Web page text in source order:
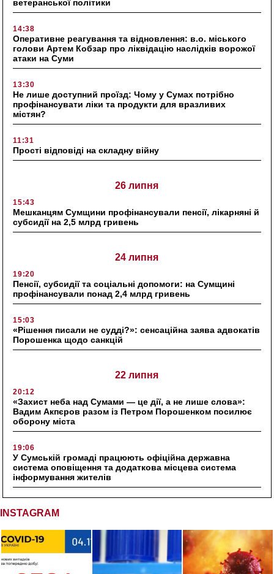
ветеранської політики
14:38
Оперативне реагування та відновлення: в.о. міського
голови Артем Кобзар про ліквідацію наслідків ворожої
атаки на Суми
13:30
Не лише доступний проїзд: Чому у Сумах потрібно
профінансувати ліки та продукти для вразливих
містян?
11:31
Прості відповіді на складну війну
26 липня
15:43
Мешканцям Сумщини профінансували пенсії, лікарняні й
субсидії на 2,5 млрд гривень
24 липня
19:20
Пенсії, субсидії та соціальні допомоги: на Сумщині
профінансували понад 2,4 млрд гривень
15:03
«Рішення писали не судді?»: сенсаційна заява адвокатів
Порошенка щодо санкцій
22 липня
20:12
«Захист неба над Сумами — це дії, а не лише слова»:
Вадим Акпєров разом із Петром Порошенком посилює
оборону міста
19:06
У Сумській громаді працюють офіційна державна
система оповіщення та додаткова місцева система
інформування жителів
INSTAGRAM